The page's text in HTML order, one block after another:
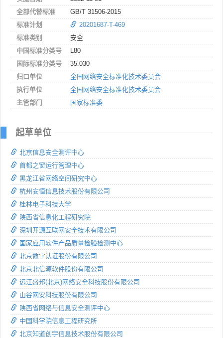
全部代替标准
GB/T 31506-2015
标准计划
20201687-T-469
标准类别
安全
中国标准分类号
L80
国际标准分类号
35.030
归口单位
全国网络安全标准化技术委员会
执行单位
全国网络安全标准化技术委员会
主管部门
国家标准委
起草单位
北京信息安全测评中心
首都之窗运行管理中心
黑龙江省网络空间研究中心
杭州安恒信息技术股份有限公司
桂林电子科技大学
陕西省信息化工程研究院
深圳开源互联网安全技术有限公司
国家应用软件产品质量检验检测中心
北京数字认证股份有限公司
北京北信源软件股份有限公司
远江盛邦(北京)网络安全科技股份有限公司
山谷网安科技股份有限公司
陕西省网络与信息安全测评中心
中国科学院信息工程研究所
北京知道创宇信息技术股份有限公司